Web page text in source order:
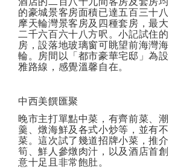
的豪城景客房面積已達五百三十
摩天輪灣景客房及四種套房，最
二千六百六十八方呎。小記試住
房，設落地玻璃窗可眺望前海灣
輪。房間以「都市豪華宅邸」為
雅路線，感覺溫馨自在。
中西美饌匯聚
晚市主打單點中菜，有齊前菜、
羹、燉海鮮及各式小炒等，並有
菜。這次試了幾道招牌小菜，推
筍、鮮人參燉肉汁，以及酒店首
意十足且非常飽肚。